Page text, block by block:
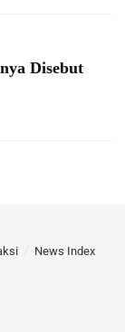
Disebut
News Index